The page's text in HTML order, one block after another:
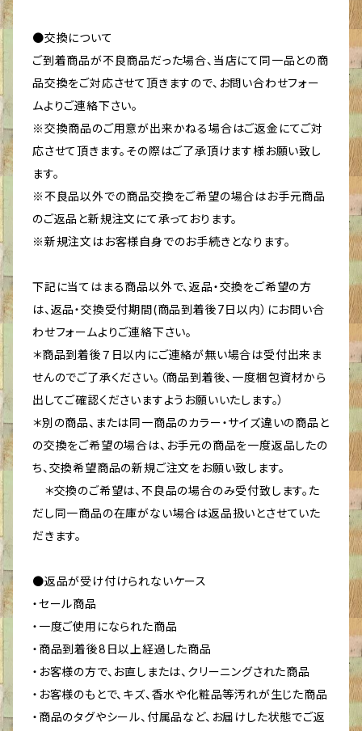
●交換について
ご到着商品が不良商品だった場合、当店にて同一品との商
品交換をご対応させて頂きますので、お問い合わせフォー
ムよりご連絡下さい。
※交換商品のご用意が出来かねる場合はご返金にてご対
応させて頂きます。その際はご了承頂けます様お願い致し
ます。
※不良品以外での商品交換をご希望の場合はお手元商品
のご返品と新規注文にて承っております。
※新規注文はお客様自身でのお手続きとなります。
下記に当てはまる商品以外で、返品・交換をご希望の方
は、返品・交換受付期間(商品到着後7日以内）にお問い合
わせフォームよりご連絡下さい。
＊商品到着後７日以内にご連絡が無い場合は受付出来ま
せんのでご了承ください。（商品到着後、一度梱包資材から
出してご確認くださいますようお願いいたします。）
＊別の商品、または同一商品のカラー・サイズ違いの商品と
の交換をご希望の場合は、お手元の商品を一度返品したの
ち、交換希望商品の新規ご注文をお願い致します。
＊交換のご希望は、不良品の場合のみ受付致します。た
だし同一商品の在庫がない場合は返品扱いとさせていた
だきます。
●返品が受け付けられないケース
・セール商品
・一度ご使用になられた商品
・商品到着後8日以上経過した商品
・お客様の方で、お直しまたは、クリーニングされた商品
・お客様のもとで、キズ、香水や化粧品等汚れが生じた商品
・商品のタグやシール、付属品など、お届けした状態でご返